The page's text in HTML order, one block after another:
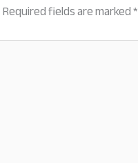
Required fields are marked*